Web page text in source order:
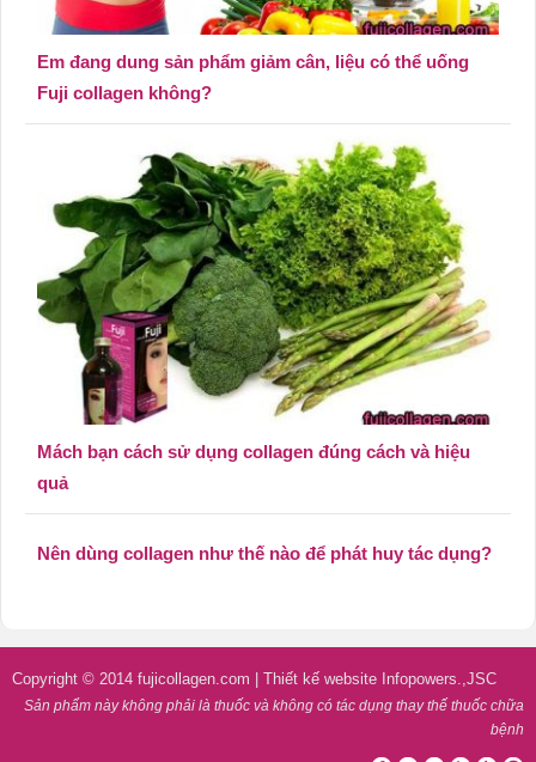
Em đang dung sản phẩm giảm cân, liệu có thể uống
Fuji collagen không?
Mách bạn cách sử dụng collagen đúng cách và hiệu
quả
Nên dùng collagen như thế nào để phát huy tác dụng?
Copyright © 2014 fujicollagen.com Thiết kế website Infopowers.,JSC
Sản phẩm này không phải là thuốc và không có tác dụng thay thế thuốc chữa
bệnh